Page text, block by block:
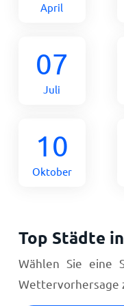
April
07
Juli
10
Oktober
Top Städte
Wählen Sie eine
Wettervorhersage